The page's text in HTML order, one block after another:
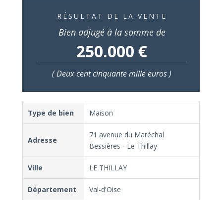
RÉSULTAT DE LA VENTE
Bien adjugé à la somme de
250.000 €
( Deux cent cinquante mille euros )
Type de bien Maison
Adresse
71 avenue du Maréchal
Bessières - Le Thillay
Ville LE THILLAY
Département Val-d'Oise